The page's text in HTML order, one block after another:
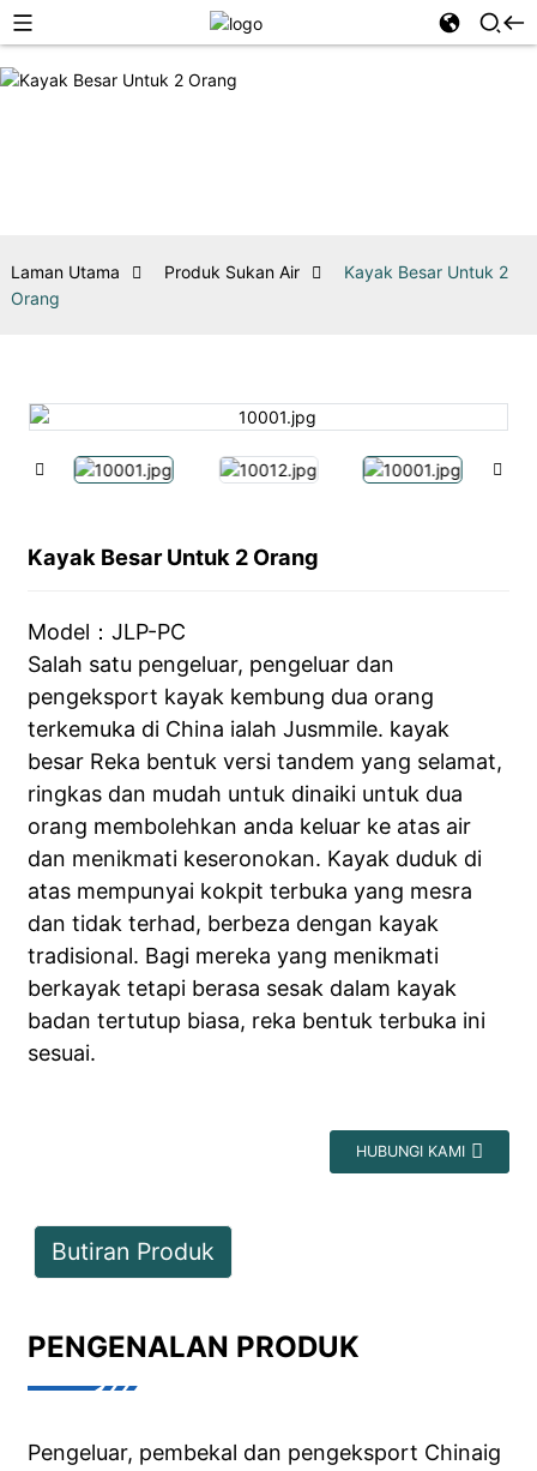
Laman Utama Produk Sukan Air
Kayak Besar Untuk 2
Orang
Kayak Besar Untuk 2 Orang
Model：JLP-PC
Salah satu pengeluar, pengeluar dan
pengeksport kayak kembung dua orang
terkemuka di China ialah Jusmmile. kayak
besar Reka bentuk versi tandem yang selamat,
ringkas dan mudah untuk dinaiki untuk dua
orang membolehkan anda keluar ke atas air
dan menikmati keseronokan. Kayak duduk di
atas mempunyai kokpit terbuka yang mesra
dan tidak terhad, berbeza dengan kayak
tradisional. Bagi mereka yang menikmati
berkayak tetapi berasa sesak dalam kayak
badan tertutup biasa, reka bentuk terbuka ini
sesuai.
HUBUNGI KAMI
Butiran Produk
PENGENALAN PRODUK
Pengeluar, pembekal dan pengeksport Chinaig